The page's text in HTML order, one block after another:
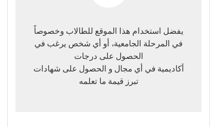
يفضل استخدام هذا الموقع للطالاب وخصوصاً
في المرحلة الجامعية، أو أي شخص يرغب في
الحصول على درجات
أكاديمية في أي مجال و الحصول على شهادات
تبرز قيمة ما تعلمه